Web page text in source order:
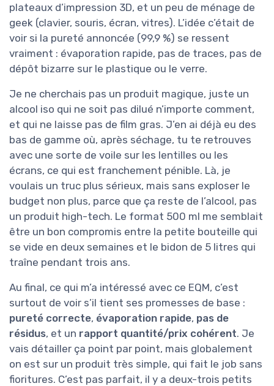
plateaux d’impression 3D, et un peu de ménage de
geek (clavier, souris, écran, vitres). L’idée c’était de
voir si la pureté annoncée (99,9 %) se ressent
vraiment : évaporation rapide, pas de traces, pas de
dépôt bizarre sur le plastique ou le verre.
Je ne cherchais pas un produit magique, juste un
alcool iso qui ne soit pas dilué n’importe comment,
et qui ne laisse pas de film gras. J’en ai déjà eu des
bas de gamme où, après séchage, tu te retrouves
avec une sorte de voile sur les lentilles ou les
écrans, ce qui est franchement pénible. Là, je
voulais un truc plus sérieux, mais sans exploser le
budget non plus, parce que ça reste de l’alcool, pas
un produit high-tech. Le format 500 ml me semblait
être un bon compromis entre la petite bouteille qui
se vide en deux semaines et le bidon de 5 litres qui
traîne pendant trois ans.
Au final, ce qui m’a intéressé avec ce EQM, c’est
surtout de voir s’il tient ses promesses de base :
pureté correcte, évaporation rapide, pas de
résidus, et un rapport quantité/prix cohérent. Je
vais détailler ça point par point, mais globalement
on est sur un produit très simple, qui fait le job sans
fioritures. C’est pas parfait, il y a deux-trois petits